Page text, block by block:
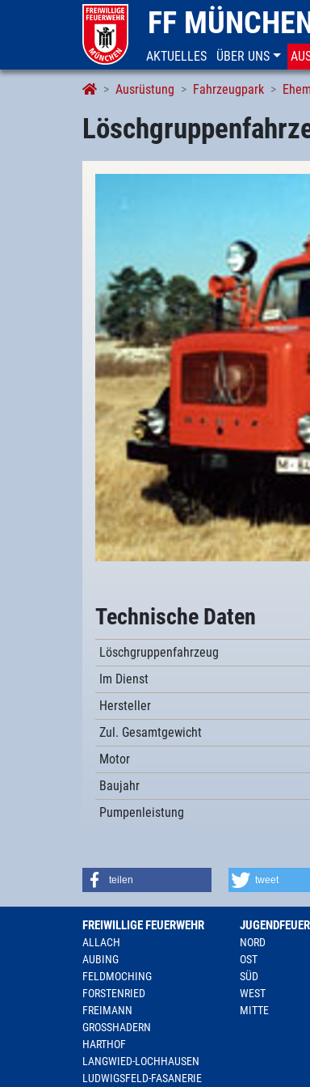
FF
AKTUELLES ÜBER UNS
Ausrüstung Fahrzeugpark
Löschgruppenfahrzeug (LF 16 TS)
Technische Daten
Löschgruppenfahrzeug
Im Dienst
Hersteller
Zul. Gesamtgewicht
Motor
Baujahr
Pumpenleistung
teilen tweet
FREIWILLIGE FEUERWEHR
ALLACH
AUBING
FELDMOCHING
FORSTENRIED
FREIMANN
GROSSHADERN
HARTHOF
LANGWIED-LOCHHAUSEN
LUDWIGSFELD-FASANERIE
NORD
OST
SÜD
WEST
MITTE